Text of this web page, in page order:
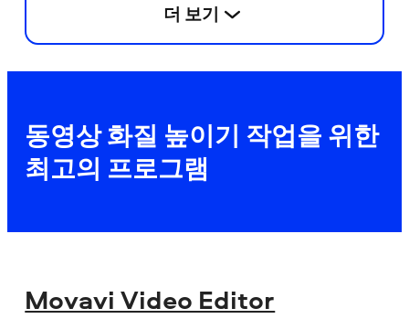
더 보기
동영상 화질 높이기 작업을 위한
최고의 프로그램
Movavi Video Editor